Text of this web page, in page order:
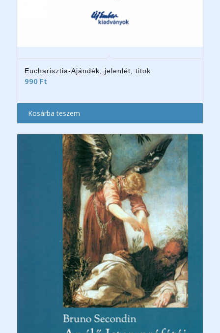
Eucharisztia-Ajándék, jelenlét, titok
990 Ft
Kosárba teszem